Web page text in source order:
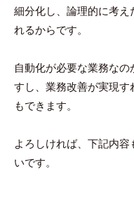
細分化し、論理的に考え
れるからです。
自動化が必要な業務な
すし、業務改善が実現す
もできます。
よろしければ、下記内
いです。